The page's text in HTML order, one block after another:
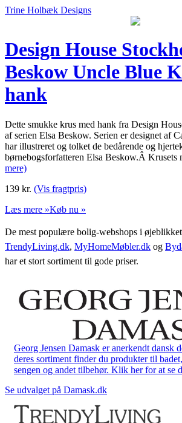
Trine Holbæk Designs
Design House
Beskow Uncle Blue
hank
Dette smukke krus med hank fra Design
af serien Elsa Beskow. Serien er designet af
har illustreret og tolket de bedårende og
børnebogsforfatteren Elsa Beskow.Â Krusets
mere)
139 kr. (Vis fragtpris)
Læs mere »Køb nu »
De mest populære bolig-webshops i
TrendyLiving.dk, MyHomeMøbler.dk og
har et stort sortiment til gode priser.
Georg Jensen Damask er anerkendt dansk
deres sortiment finder du produkter til
sengen og andet tilbehør. Klik her for at se
Se udvalget på Damask.dk